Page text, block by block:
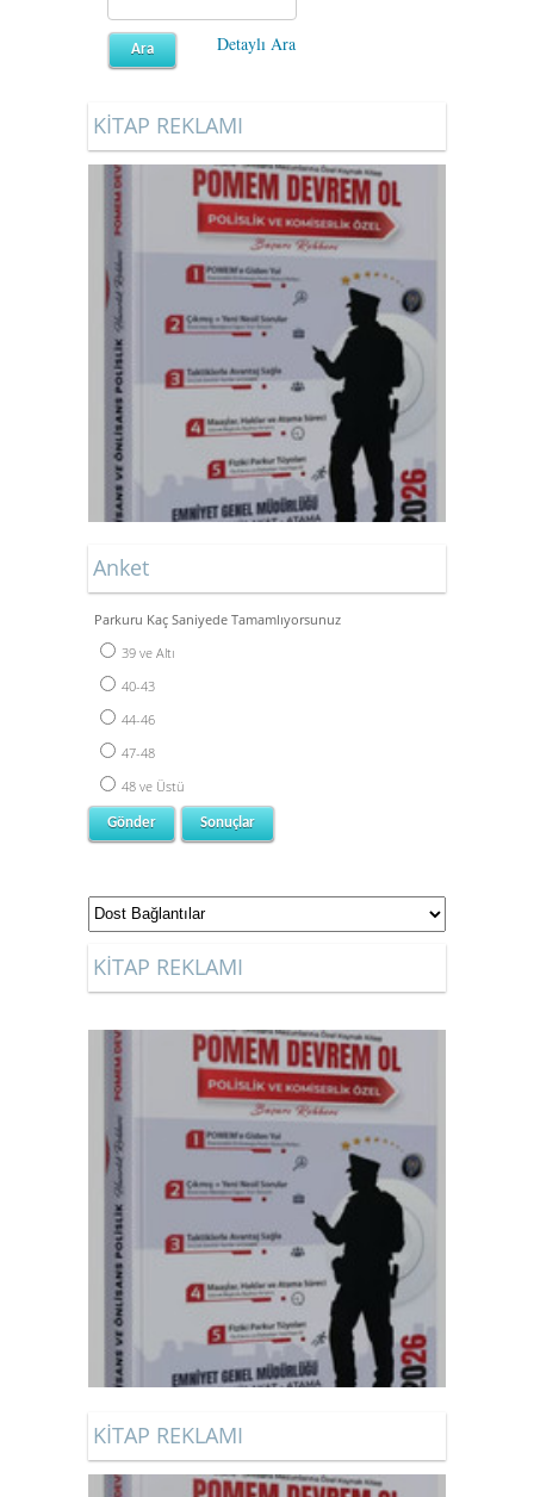
Detaylı Ara
KİTAP REKLAMI
Anket
Parkuru Kaç Saniyede Tamamlıyorsunuz
39 ve Altı
40-43
44-46
47-48
48 ve Üstü
KİTAP REKLAMI
KİTAP REKLAMI